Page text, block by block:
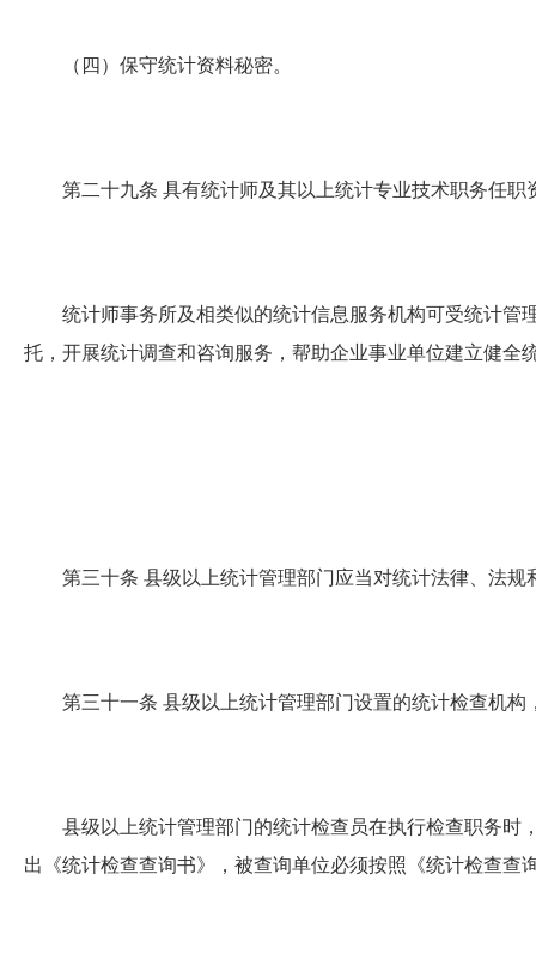
（四）保守统计资料秘密。
第二十九条 具有统计师及其以上统计专业技术职务任
统计师事务所及相类似的统计信息服务机构可受统计管
托，开展统计调查和咨询服务，帮助企业事业单位建立健全
第三十条 县级以上统计管理部门应当对统计法律、法
第三十一条 县级以上统计管理部门设置的统计检查机
县级以上统计管理部门的统计检查员在执行检查职务时
出《统计检查查询书》，被查询单位必须按照《统计检查查